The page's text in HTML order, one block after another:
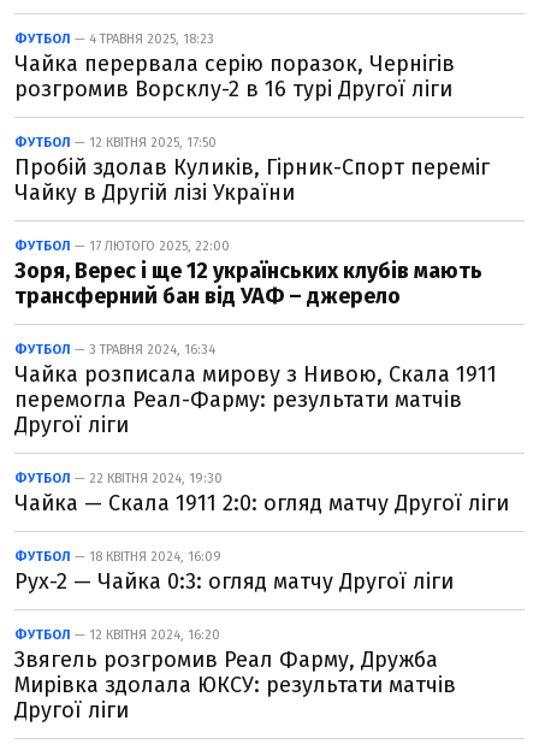
ФУТБОЛ — 4 ТРАВНЯ 2025, 18:23
Чайка перервала серію поразок, Чернігів
розгромив Ворсклу-2 в 16 турі Другої ліги
ФУТБОЛ — 12 КВІТНЯ 2025, 17:50
Пробій здолав Куликів, Гірник-Спорт переміг
Чайку в Другій лізі України
ФУТБОЛ — 17 ЛЮТОГО 2025, 22:00
Зоря, Верес і ще 12 українських клубів мають
трансферний бан від УАФ – джерело
ФУТБОЛ — 3 ТРАВНЯ 2024, 16:34
Чайка розписала мирову з Нивою, Скала 1911
перемогла Реал-Фарму: результати матчів
Другої ліги
ФУТБОЛ — 22 КВІТНЯ 2024, 19:30
Чайка — Скала 1911 2:0: огляд матчу Другої ліги
ФУТБОЛ — 18 КВІТНЯ 2024, 16:09
Рух-2 — Чайка 0:3: огляд матчу Другої ліги
ФУТБОЛ — 12 КВІТНЯ 2024, 16:20
Звягель розгромив Реал Фарму, Дружба
Мирівка здолала ЮКСУ: результати матчів
Другої ліги